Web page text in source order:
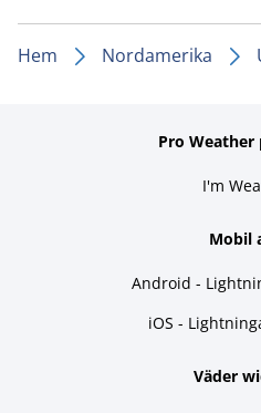
Hem Nordamerika
Pro
I'm
Mobil
Android -
iOS -
Väder